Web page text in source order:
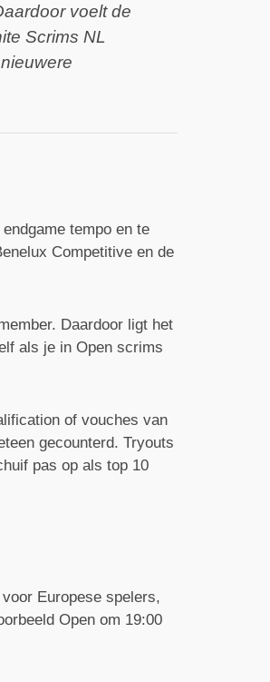
voelt de
Scrims NL
tempo en te
Competitive en de
Daardoor ligt het
als je in Open scrims
of vouches van
gecounterd. Tryouts
pas op als top 10
Europese spelers,
Open om 19:00